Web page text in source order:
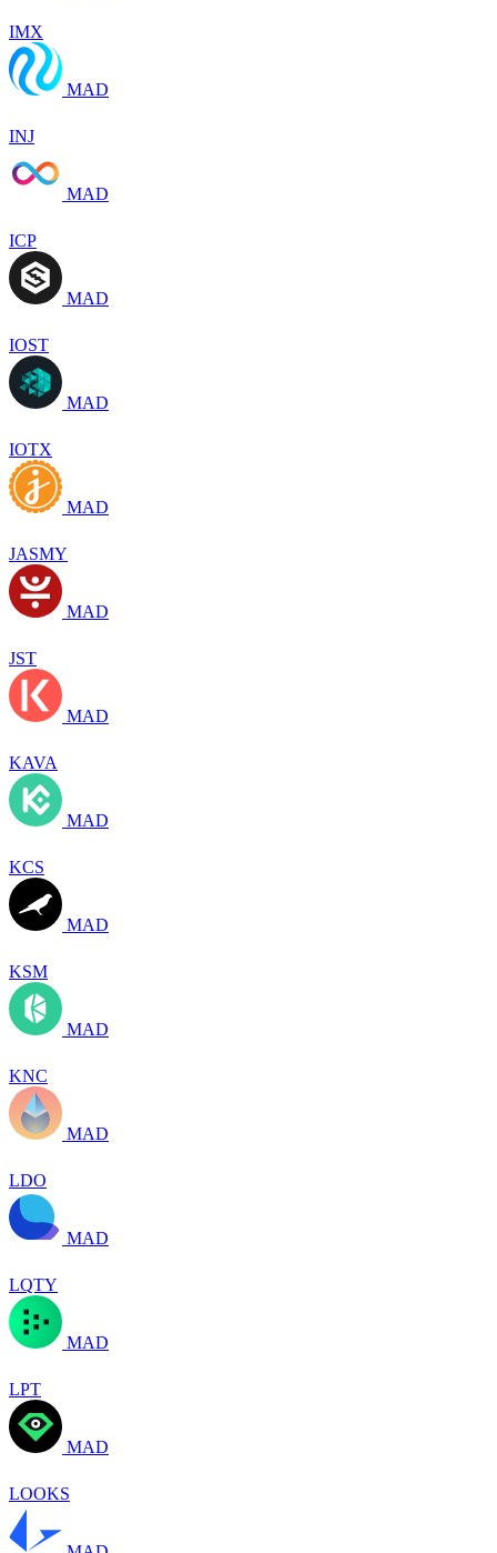
IMX
MAD
INJ
MAD
ICP
MAD
IOST
MAD
IOTX
MAD
JASMY
MAD
JST
MAD
KAVA
MAD
KCS
MAD
KSM
MAD
KNC
MAD
LDO
MAD
LQTY
MAD
LPT
MAD
LOOKS